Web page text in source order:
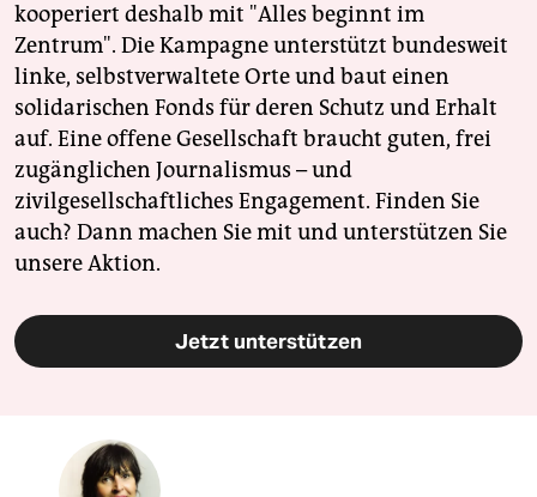
kooperiert deshalb mit "Alles beginnt im
Zentrum". Die Kampagne unterstützt bundesweit
linke, selbstverwaltete Orte und baut einen
solidarischen Fonds für deren Schutz und Erhalt
auf. Eine offene Gesellschaft braucht guten, frei
zugänglichen Journalismus – und
zivilgesellschaftliches Engagement. Finden Sie
auch? Dann machen Sie mit und unterstützen Sie
unsere Aktion.
Jetzt unterstützen